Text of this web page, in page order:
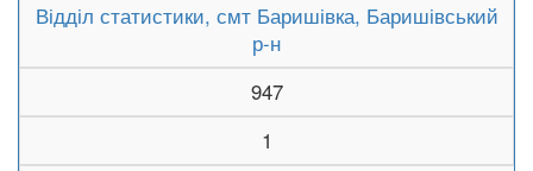
Відділ статистики, смт Баришівка, Баришівський
р-н
947
1